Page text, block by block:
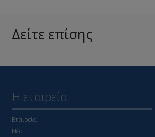
Δείτε επίσης
Η εταιρεία
Εταιρεία
Νέα